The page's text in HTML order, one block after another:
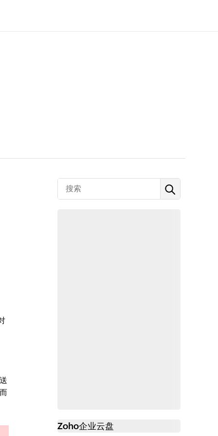
Zoho企业云盘